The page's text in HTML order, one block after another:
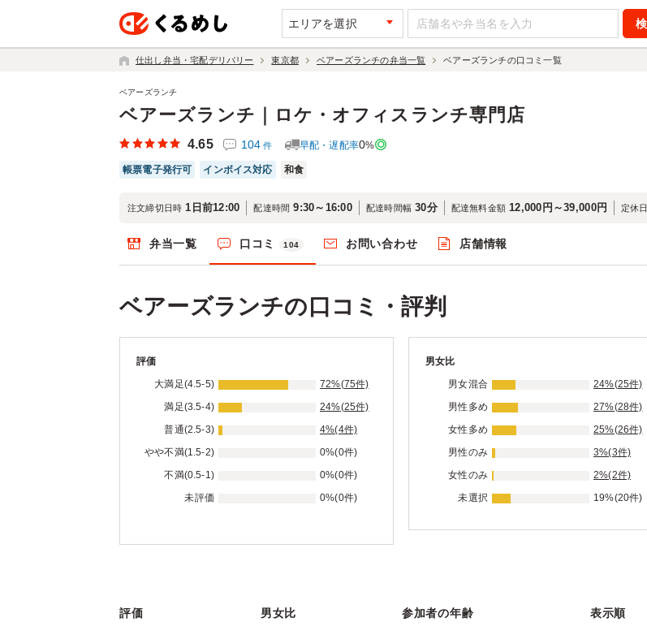
エリアを選択
仕出し弁当・宅配デリバリー 東京都 ベアーズランチの弁当一覧 ベアーズランチの口コミ一覧
ベアーズランチ｜ロケ・オフィスランチ専門店
ベアーズランチ
4.65 104 件 早配・遅配率0%
帳票電子発行可 インボイス対応 和食
注文締切日時 1日前12:00 配達時間 9:30～16:00 配達時間幅 30分 配達無料金額 12,000円～39,000円 定休日
弁当一覧 口コミ 104 お問い合わせ 店舗情報
ベアーズランチの口コミ・評判
評価
大満足(4.5-5)
72%(75件)
満足(3.5-4)
24%(25件)
普通(2.5-3)
4%(4件)
やや不満(1.5-2)
0%(0件)
不満(0.5-1)
0%(0件)
未評価
0%(0件)
男女比
男女混合
24%(25件)
男性多め
27%(28件)
女性多め
25%(26件)
男性のみ
3%(3件)
女性のみ
2%(2件)
未選択
19%(20件)
評価 男女比 参加者の年齢 表示順